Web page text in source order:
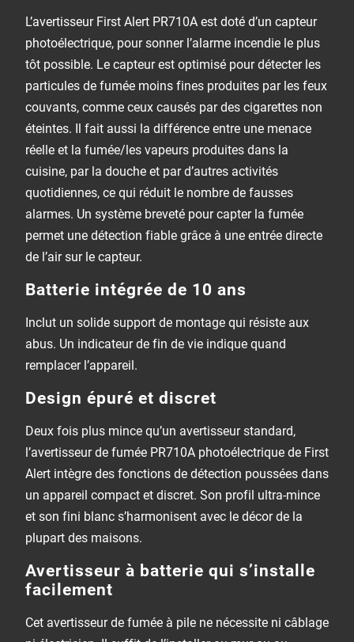
L’avertisseur First Alert PR710A est doté d’un capteur
photoélectrique, pour sonner l’alarme incendie le plus
tôt possible. Le capteur est optimisé pour détecter les
particules de fumée moins fines produites par les feux
couvants, comme ceux causés par des cigarettes non
éteintes. Il fait aussi la différence entre une menace
réelle et la fumée/les vapeurs produites dans la
cuisine, par la douche et par d’autres activités
quotidiennes, ce qui réduit le nombre de fausses
alarmes. Un système breveté pour capter la fumée
permet une détection fiable grâce à une entrée directe
de l’air sur le capteur.
Batterie intégrée de 10 ans
Inclut un solide support de montage qui résiste aux
abus. Un indicateur de fin de vie indique quand
remplacer l’appareil.
Design épuré et discret
Deux fois plus mince qu’un avertisseur standard,
l’avertisseur de fumée PR710A photoélectrique de First
Alert intègre des fonctions de détection poussées dans
un appareil compact et discret. Son profil ultra-mince
et son fini blanc s’harmonisent avec le décor de la
plupart des maisons.
Avertisseur à batterie qui s’installe
facilement
Cet avertisseur de fumée à pile ne nécessite ni câblage